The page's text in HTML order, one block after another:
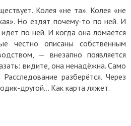
Колея «не та». Колея «не
Но ездят почему-то по ней. И
идёт по ней. И когда она ломается
честно описаны собственным
— внезапно появляется
видите, она ненадёжна. Само
разберётся. Через
другой… Как карта ляжет.